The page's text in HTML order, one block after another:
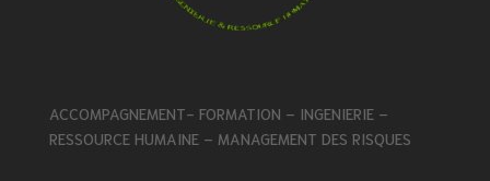
ACCOMPAGNEMENT- FORMATION – INGENIERIE –
RESSOURCE HUMAINE – MANAGEMENT DES RISQUES